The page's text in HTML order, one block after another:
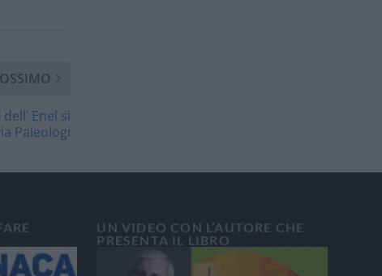
Enel si
Paleologi
UN VIDEO CON L’AUTORE CHE
PRESENTA IL LIBRO